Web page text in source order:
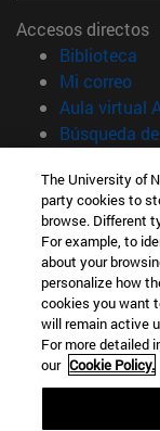
Accesos directos
Biblioteca
Mi correo
Aula virtual
Búsqueda
Información
TFNO +34 948 42
¿QUÉ GRADO TE
¿QUÉ MÁSTER
© Universidad de
Información
Accesibilidad
The University of
party cookies to
browse. Different
For example, to
about your
personalize how
cookies you want
will remain active
For more detailed
our Cookie Policy.